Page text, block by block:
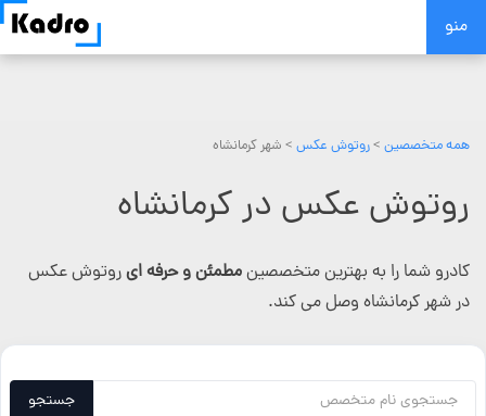
Skip
منو
همه متخصصین >روتوش عکس > شهر کرمانشاه
روتوش عکس در کرمانشاه
کادرو شما را به بهترین متخصصینمطمئن و حرفه ایروتوش عکس
در شهر کرمانشاه وصل می کند.
جستجو